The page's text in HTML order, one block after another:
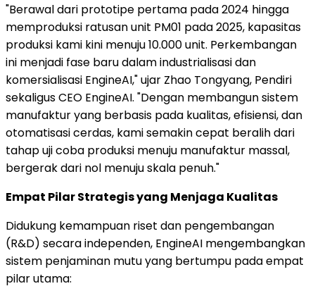
"Berawal dari prototipe pertama pada 2024 hingga
memproduksi ratusan unit PM01 pada 2025, kapasitas
produksi kami kini menuju 10.000 unit. Perkembangan
ini menjadi fase baru dalam industrialisasi dan
komersialisasi EngineAI," ujar Zhao Tongyang, Pendiri
sekaligus CEO EngineAI. "Dengan membangun sistem
manufaktur yang berbasis pada kualitas, efisiensi, dan
otomatisasi cerdas, kami semakin cepat beralih dari
tahap uji coba produksi menuju manufaktur massal,
bergerak dari nol menuju skala penuh."
Empat Pilar Strategis yang Menjaga Kualitas
Didukung kemampuan riset dan pengembangan
(R&D) secara independen, EngineAI mengembangkan
sistem penjaminan mutu yang bertumpu pada empat
pilar utama: